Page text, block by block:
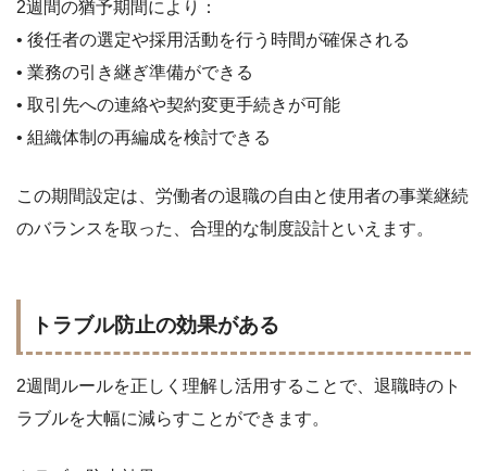
2週間の猶予期間により：
• 後任者の選定や採用活動を行う時間が確保される
• 業務の引き継ぎ準備ができる
• 取引先への連絡や契約変更手続きが可能
• 組織体制の再編成を検討できる
この期間設定は、労働者の退職の自由と使用者の事業継続
のバランスを取った、合理的な制度設計といえます。
トラブル防止の効果がある
2週間ルールを正しく理解し活用することで、退職時のト
ラブルを大幅に減らすことができます。